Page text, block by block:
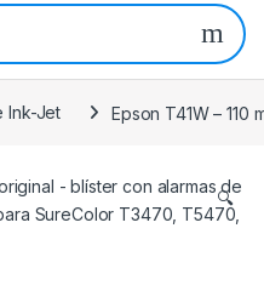
Ink-Jet Epson T41W –
🔍